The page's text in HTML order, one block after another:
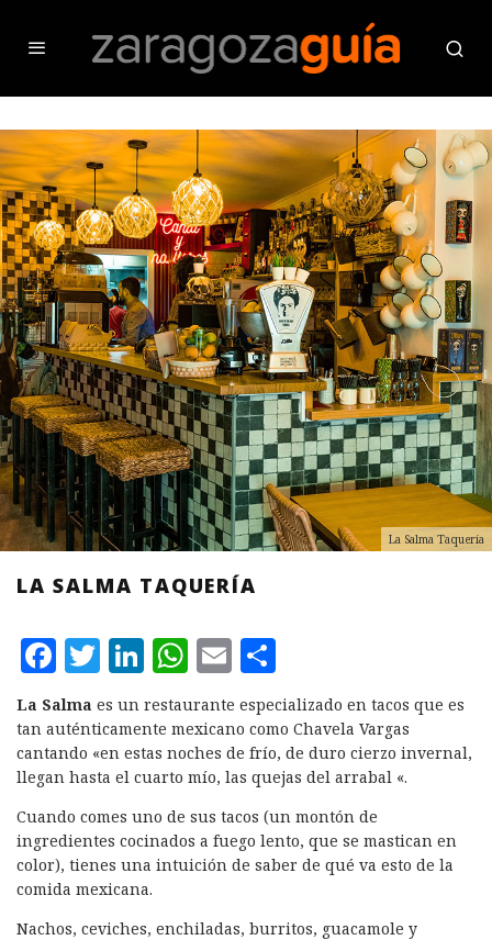
La Salma Taquería
LA SALMA TAQUERÍA
F
a
c
e
b
o
o
k
T
w
it
te
r
L
i
n
k
e
d
I
n
W
h
at
s
A
p
p
E
m
ai
l
o
m
p
a
rt
ir
La Salma es un restaurante especializado en tacos que es
tan auténticamente mexicano como Chavela Vargas
cantando «en estas noches de frío, de duro cierzo invernal,
llegan hasta el cuarto mío, las quejas del arrabal «.
Cuando comes uno de sus tacos (un montón de
ingredientes cocinados a fuego lento, que se mastican en
color), tienes una intuición de saber de qué va esto de la
comida mexicana.
Nachos, ceviches, enchiladas, burritos, guacamole y